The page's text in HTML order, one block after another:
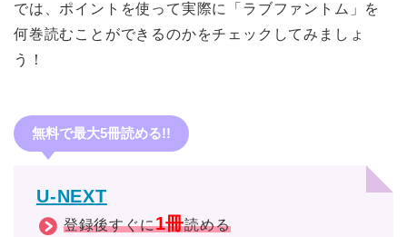
では、ポイントを使って実際に「ラブファントム」を
何巻読むことができるのかをチェックしてみましょ
う！
無料で最大5冊読める!!
U-NEXT
登録後すぐに1冊読める